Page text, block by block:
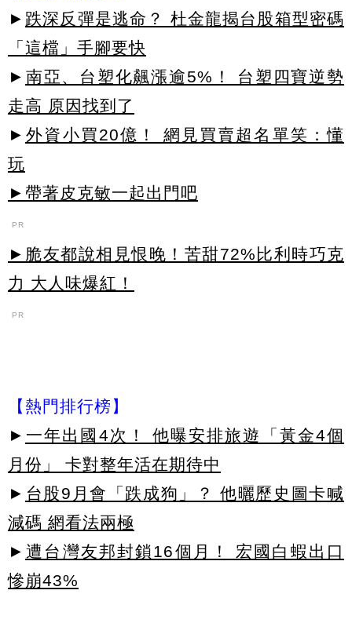
► 跌深反彈是逃命？ 杜金龍揭台股箱型密碼
「這檔」手腳要快
► 南亞、台塑化飆漲逾5%！ 台塑四寶逆勢
走高 原因找到了
► 外資小買20億！ 網見買賣超名單笑：懂
玩
►帶著皮克敏一起出門吧
PR
►脆友都說相見恨晚！苦甜72%比利時巧克
力 大人味爆紅！
PR
【熱門排行榜】
► 一年出國4次！ 他曝安排旅遊「黃金4個
月份」 卡對整年活在期待中
► 台股9月會「跌成狗」？ 他曬歷史圖卡喊
減碼 網看法兩極
► 遭台灣友邦封鎖16個月！ 宏國白蝦出口
慘崩43%